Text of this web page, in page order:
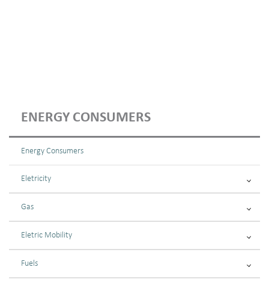
ENERGY CONSUMERS
Energy Consumers
Eletricity
Gas
Eletric Mobility
Fuels